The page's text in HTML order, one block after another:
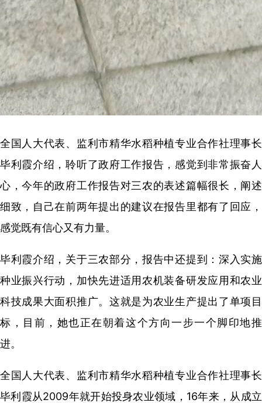
全国人大代表、监利市精华水稻种植专业合作社理事长
毕利霞介绍，聆听了政府工作报告，感觉到非常振奋人
心，今年的政府工作报告对三农的表述篇幅很长，阐述
细致，自己在前两年提出的建议在报告里都有了回应，
感觉既有信心又有力量。
毕利霞介绍，关于三农部分，报告中还提到：深入实施
种业振兴行动，加快先进适用农机装备研发应用和农业
科技成果大面积推广。这就是为农业生产提出了单项目
标，目前，她也正在朝着这个方向一步一个脚印地推
进。
全国人大代表、监利市精华水稻种植专业合作社理事长
毕利霞从2009年就开始投身农业领域，16年来，从成立